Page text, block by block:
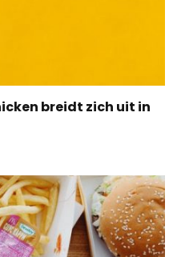
breidt zich uit in